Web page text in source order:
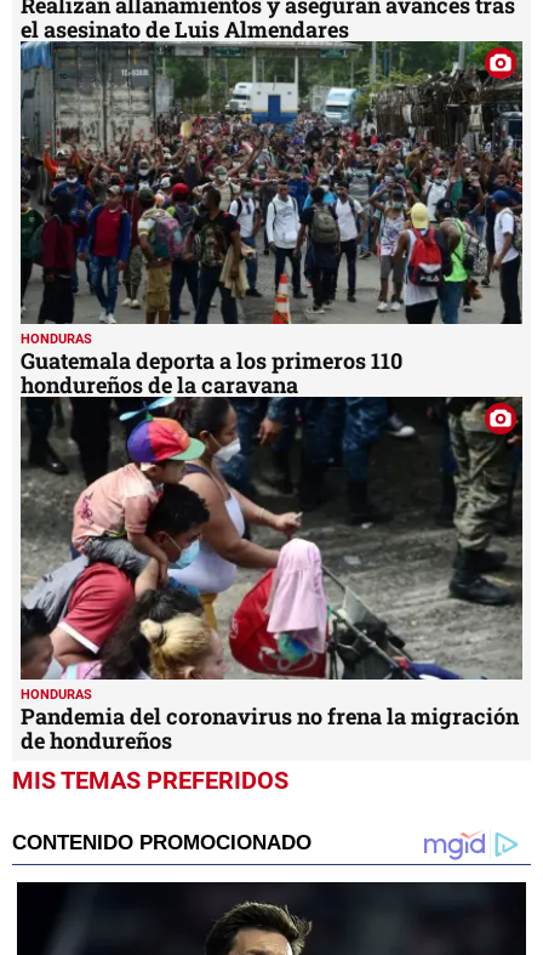
el asesinato de Luis Almendares
HONDURAS
Guatemala deporta a los primeros 110
hondureños de la caravana
HONDURAS
Pandemia del coronavirus no frena la migración
de hondureños
MIS TEMAS PREFERIDOS